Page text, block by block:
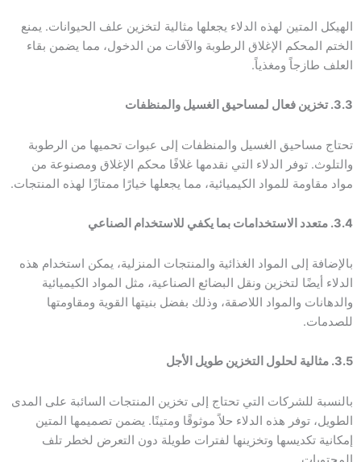
الهيكل المتين لهذه الدلاء يجعلها مثالية لتخزين علف الحيوانات. يمنع
الختم المحكم الإغلاق الرطوبة والآفات من الدخول، مما يضمن بقاء
العلف طازجاً ومغذياً.
3.3. تخزين فعال لمساحيق الغسيل والمنظفات
تحتاج مساحيق الغسيل والمنظفات إلى عبوات تحميها من الرطوبة
والتلوث. توفر الدلاء التي نقدمها غلافًا محكم الإغلاق ومصنوعة من
مواد مقاومة للمواد الكيميائية، مما يجعلها خيارًا ممتازًا لهذه المنتجات.
3.4. متعدد الاستخدامات بما يكفي للاستخدام الصناعي
بالإضافة إلى المواد الغذائية والمنتجات المنزلية، يمكن استخدام هذه
الدلاء أيضًا لتخزين ونقل البضائع الصناعية، مثل المواد الكيميائية
والدهانات والمواد اللاصقة، وذلك بفضل بنيتها القوية ومقاومتها
للصدمات.
3.5. مثالية لحلول التخزين طويل الأجل
بالنسبة للشركات التي تحتاج إلى تخزين المنتجات السائبة على المدى
الطويل، توفر هذه الدلاء حلاً موثوقًا ومتينًا. يضمن تصميمها المتين
إمكانية تكديسها وتخزينها لفترات طويلة دون التعرض لخطر تلف